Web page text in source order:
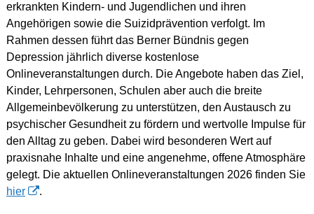
erkrankten Kindern- und Jugendlichen und ihren
Angehörigen sowie die Suizidprävention verfolgt. Im
Rahmen dessen führt das Berner Bündnis gegen
Depression jährlich diverse kostenlose
Onlineveranstaltungen durch. Die Angebote haben das Ziel,
Kinder, Lehrpersonen, Schulen aber auch die breite
Allgemeinbevölkerung zu unterstützen, den Austausch zu
psychischer Gesundheit zu fördern und wertvolle Impulse für
den Alltag zu geben. Dabei wird besonderen Wert auf
praxisnahe Inhalte und eine angenehme, offene Atmosphäre
gelegt. Die aktuellen Onlineveranstaltungen 2026 finden Sie
hier
.